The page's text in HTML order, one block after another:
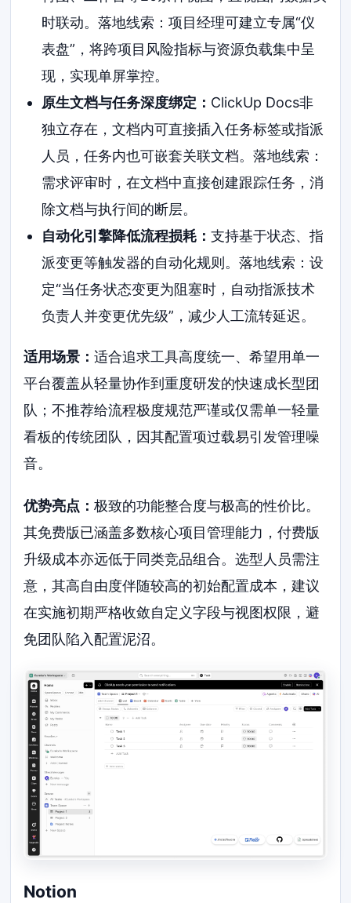
时联动。落地线索：项目经理可建立专属“仪
表盘”，将跨项目风险指标与资源负载集中呈
现，实现单屏掌控。
原生文档与任务深度绑定： ClickUp Docs非
独立存在，文档内可直接插入任务标签或指派
人员，任务内也可嵌套关联文档。落地线索：
需求评审时，在文档中直接创建跟踪任务，消
除文档与执行间的断层。
自动化引擎降低流程损耗： 支持基于状态、指
派变更等触发器的自动化规则。落地线索：设
定“当任务状态变更为阻塞时，自动指派技术
负责人并变更优先级”，减少人工流转延迟。
适用场景：适合追求工具高度统一、希望用单一
平台覆盖从轻量协作到重度研发的快速成长型团
队；不推荐给流程极度规范严谨或仅需单一轻量
看板的传统团队，因其配置项过载易引发管理噪
音。
优势亮点：极致的功能整合度与极高的性价比。
其免费版已涵盖多数核心项目管理能力，付费版
升级成本亦远低于同类竞品组合。选型人员需注
意，其高自由度伴随较高的初始配置成本，建议
在实施初期严格收敛自定义字段与视图权限，避
免团队陷入配置泥沼。
Notion